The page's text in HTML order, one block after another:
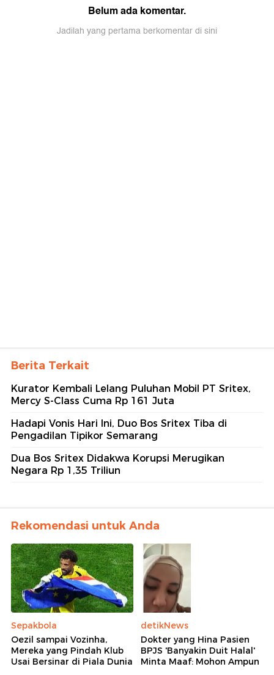
Belum ada komentar.
Jadilah yang pertama berkomentar di sini
Berita Terkait
Kurator Kembali Lelang Puluhan Mobil PT Sritex,
Mercy S-Class Cuma Rp 161 Juta
Hadapi Vonis Hari Ini, Duo Bos Sritex Tiba di
Pengadilan Tipikor Semarang
Dua Bos Sritex Didakwa Korupsi Merugikan
Negara Rp 1,35 Triliun
Rekomendasi untuk Anda
Sepakbola
Oezil sampai Vozinha,
Mereka yang Pindah Klub
Usai Bersinar di Piala Dunia
detikNews
Dokter yang Hina Pasien
BPJS 'Banyakin Duit Halal'
Minta Maaf: Mohon Ampun